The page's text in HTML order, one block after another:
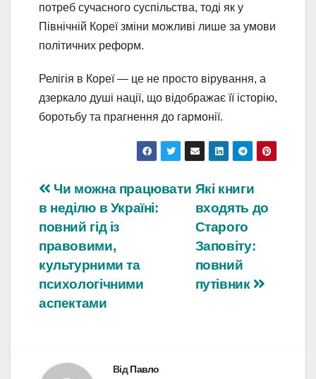
потреб сучасного суспільства, тоді як у
Північній Кореї зміни можливі лише за умови
політичних реформ.
Релігія в Кореї — це не просто вірування, а
дзеркало душі нації, що відображає її історію,
боротьбу та прагнення до гармонії.
Навігація
записів
Які книги
входять до
Старого
Заповіту:
повний
путівник
Чи можна працювати
в неділю в Україні:
повний гід із
правовими,
культурними та
психологічними
аспектами
ВідПавло